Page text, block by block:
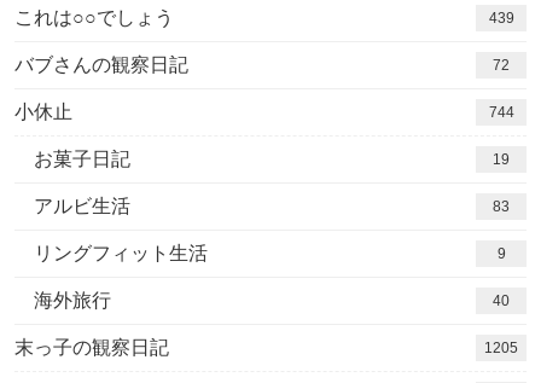
これは○○でしょう 439
バブさんの観察日記 72
小休止 744
お菓子日記 19
アルビ生活 83
リングフィット生活 9
海外旅行 40
末っ子の観察日記 1205